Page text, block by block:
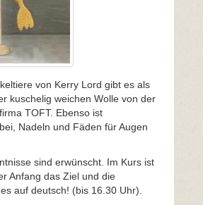
von Kerry Lord gibt es als
kuschelig weichen Wolle von der
TOFT. Ebenso ist
Nadeln und Fäden für Augen
sind erwünscht. Im Kurs ist
Anfang das Ziel und die
auf deutsch! (bis 16.30 Uhr).